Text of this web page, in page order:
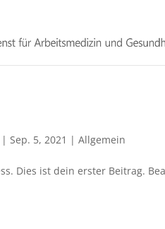
|Sep. 5, 2021 |Allgemein
Dies ist dein erster Beitrag.